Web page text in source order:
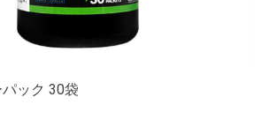
ック 30袋